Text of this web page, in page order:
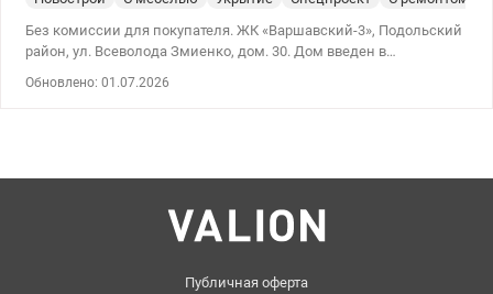
Без комиссии для покупателя. ЖК «Варшавский-3», Подольский
район, ул. Всеволода Змиенко, дом. 30. Дом введен в
комнатная квартира в современном доме 2025 года постройки.
и мебелью и готова к комфортному проживанию.
раздельные спальни, гардеробная комната, два санузла.
Интерьер выполнен по индивидуальному дизайн-проекту с
материалов. Технические и дизайнерские преимущества: •
Обновлено: 01.07.2026
Публичная оферта